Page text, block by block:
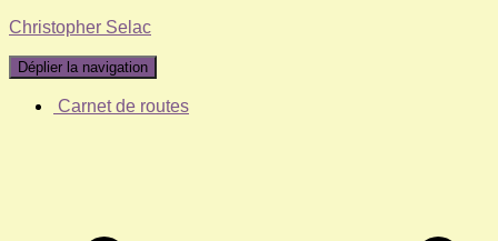
Christopher Selac
Déplier la navigation
Carnet de routes